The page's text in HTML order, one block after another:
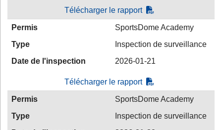
Télécharger le rapport
Permis
SportsDome Academy
Type
Inspection de surveillance
Date de l'inspection
2026-01-21
Télécharger le rapport
Permis
SportsDome Academy
Type
Inspection de surveillance